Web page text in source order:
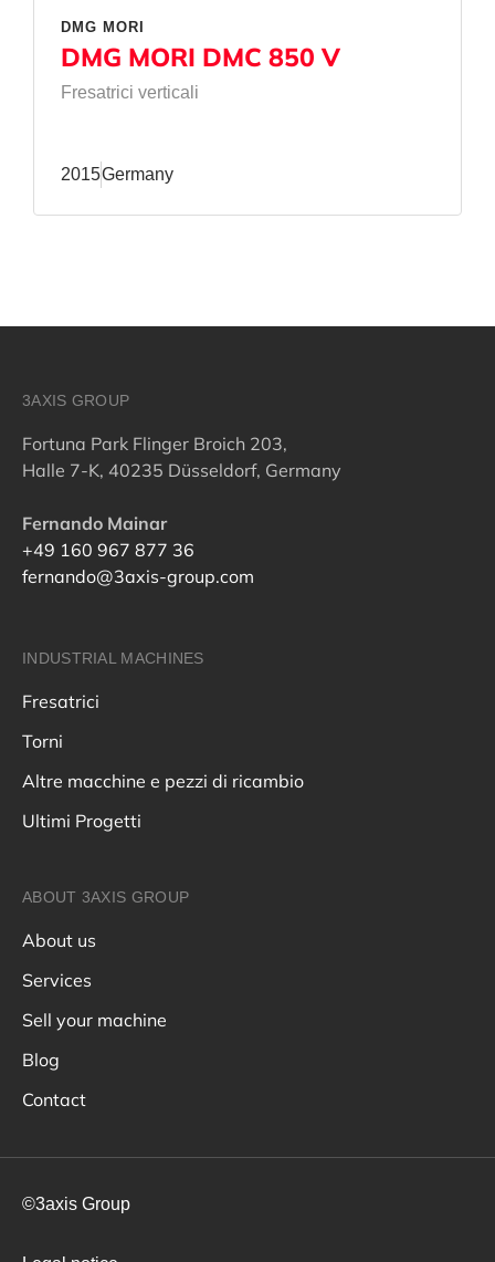
DMG MORI
DMG MORI DMC 850 V
Fresatrici verticali
2015Germany
3AXIS GROUP
Fortuna Park Flinger Broich 203,
Halle 7-K, 40235 Düsseldorf, Germany
Fernando Mainar
+49 160 967 877 36
fernando@3axis-group.com
INDUSTRIAL MACHINES
Fresatrici
Torni
Altre macchine e pezzi di ricambio
Ultimi Progetti
ABOUT 3AXIS GROUP
About us
Services
Sell your machine
Blog
Contact
©3axis Group